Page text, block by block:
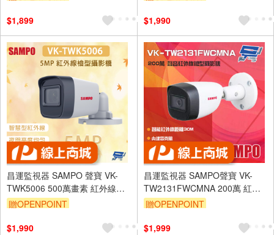
$1,899
$1,990
昌運監視器 SAMPO 聲寶 VK-
TWK5006 500萬畫素 紅外線槍
型攝影機 紅外線距離30M
贈OPENPOINT
$1,990
昌運監視器 SAMPO聲寶 VK-
TW2131FWCMNA 200萬 紅外
線槍型攝影機 內建麥克風
贈OPENPOINT
$1,999